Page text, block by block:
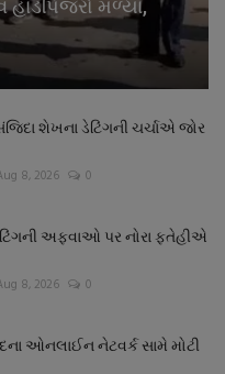
મળ્યા,
શેખના ડેટિંગની ચર્ચાએ જોર
8, 2026 0
અફવાઓ પર નોરા ફતેહીએ
8, 2026 0
ઓનલાઈન નેટવર્ક સામે મોટી